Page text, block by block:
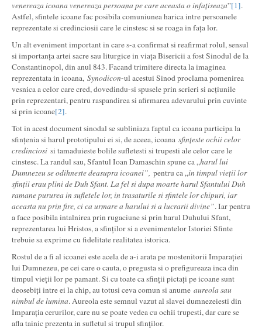
venereaza icoana venereaza persoana pe care aceasta o infațiseaza”[1].
Astfel, sfintele icoane fac posibila comuniunea harica intre persoanele
reprezentate si credinciosii care le cinstesc si se roaga in fața lor.
Un alt eveniment important in care s-a confirmat si reafirmat rolul, sensul
si importanța artei sacre sau liturgice in viața Bisericii a fost Sinodul de la
Constantinopol, din anul 843. Facand trimitere directa la imaginea
reprezentata in icoana, Synodicon-ul acestui Sinod proclama pomenirea
vesnica a celor care cred, dovedindu-si spusele prin scrieri si acțiunile
prin reprezentari, pentru raspandirea si afirmarea adevarului prin cuvinte
si prin icoane[2].
Tot in acest document sinodal se subliniaza faptul ca icoana participa la
sfințenia si harul prototipului ei si, de aceea, icoana sfințeste ochii celor
credinciosi si tamaduieste bolile sufletesti si trupesti ale celor care le
cinstesc. La randul sau, Sfantul Ioan Damaschin spune ca „harul lui
Dumnezeu se odihneste deasupra icoanei”, pentru ca „in timpul vieții lor
sfinții erau plini de Duh Sfant. La fel si dupa moarte harul Sfantului Duh
ramane pururea in sufletele lor, in trasaturile si sfintele lor chipuri, iar
aceasta nu prin fire, ci ca urmare a harului si a lucrarii divine”. Iar pentru
a face posibila intalnirea prin rugaciune si prin harul Duhului Sfant,
reprezentarea lui Hristos, a sfinților si a evenimentelor Istoriei Sfinte
trebuie sa exprime cu fidelitate realitatea istorica.
Rostul de a fi al icoanei este acela de a-i arata pe mostenitorii Imparației
lui Dumnezeu, pe cei care o cauta, o pregusta si o prefigureaza inca din
timpul vieții lor pe pamant. Si cu toate ca sfinții pictați pe icoane sunt
deosebiți intre ei la chip, au totusi ceva comun si anume aureola sau
nimbul de lumina. Aureola este semnul vazut al slavei dumnezeiesti din
Imparația cerurilor, care nu se poate vedea cu ochii trupesti, dar care se
afla tainic prezenta in sufletul si trupul sfinţilor.